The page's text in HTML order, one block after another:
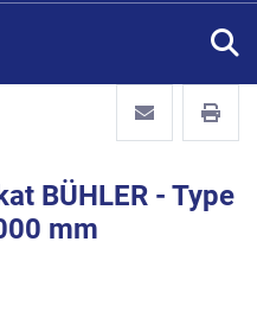
BÜHLER - Type
mm